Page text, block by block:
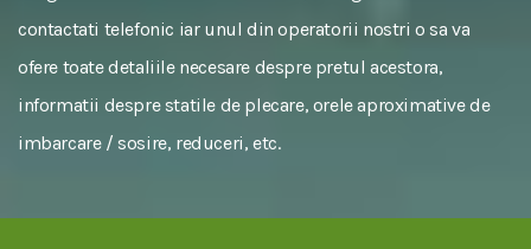
contactati telefonic iar unul din operatorii nostri o sa va
ofere toate detaliile necesare despre pretul acestora,
informatii despre statile de plecare, orele aproximative de
imbarcare / sosire, reduceri, etc.